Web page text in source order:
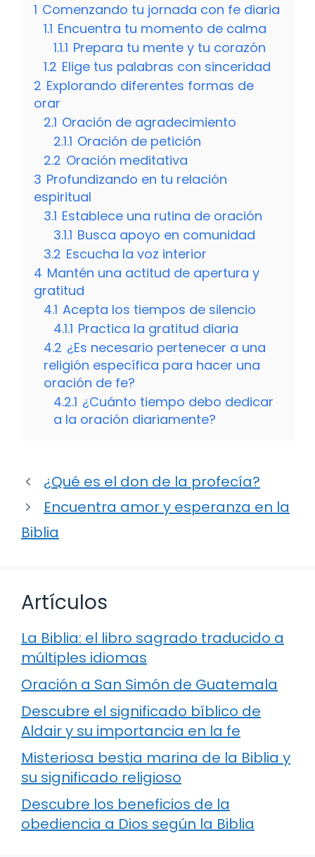
1 Comenzando tu jornada con fe diaria
1.1 Encuentra tu momento de calma
1.1.1 Prepara tu mente y tu corazón
1.2 Elige tus palabras con sinceridad
2 Explorando diferentes formas de
orar
2.1 Oración de agradecimiento
2.1.1 Oración de petición
2.2 Oración meditativa
3 Profundizando en tu relación
espiritual
3.1 Establece una rutina de oración
3.1.1 Busca apoyo en comunidad
3.2 Escucha la voz interior
4 Mantén una actitud de apertura y
gratitud
4.1 Acepta los tiempos de silencio
4.1.1 Practica la gratitud diaria
4.2 ¿Es necesario pertenecer a una
religión específica para hacer una
oración de fe?
4.2.1 ¿Cuánto tiempo debo dedicar
a la oración diariamente?
¿Qué es el don de la profecía?
Encuentra amor y esperanza en la
Biblia
Artículos
La Biblia: el libro sagrado traducido a
múltiples idiomas
Oración a San Simón de Guatemala
Descubre el significado bíblico de
Aldair y su importancia en la fe
Misteriosa bestia marina de la Biblia y
su significado religioso
Descubre los beneficios de la
obediencia a Dios según la Biblia